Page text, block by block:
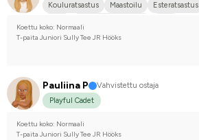
Kouluratsastus
Maastoilu Esteratsastus
Koettu koko: Normaali
T-paita Juniori Sully Tee JR Hööks
Pauliina P
Vahvistettu ostaja
Playful Cadet
Koettu koko: Normaali
T-paita Juniori Sully Tee JR Hööks